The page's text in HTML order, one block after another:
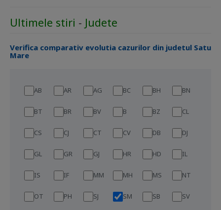
Ultimele stiri - Judete
Verifica comparativ evolutia cazurilor din judetul Satu
Mare
AB AR AG BC BH BN
BT BR BV B BZ CL
CS CJ CT CV DB DJ
GL GR GJ HR HD IL
IS IF MM MH MS NT
OT PH SJ SM SB SV